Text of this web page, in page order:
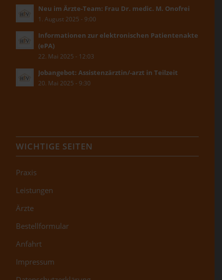
Neu im Ärzte-Team: Frau Dr. medic. M. Onofrei
1. August 2025 - 9:00
Informationen zur elektronischen Patientenakte
(ePA)
22. Mai 2025 - 12:03
Jobangebot: Assistenzärztin/-arzt in Teilzeit
20. Mai 2025 - 9:30
WICHTIGE SEITEN
Praxis
Leistungen
Ärzte
Bestellformular
Anfahrt
Impressum